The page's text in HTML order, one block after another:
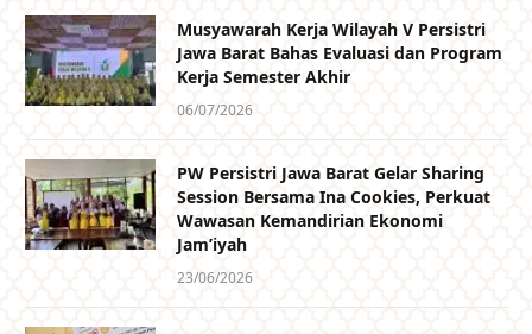
Musyawarah Kerja Wilayah V Persistri
Jawa Barat Bahas Evaluasi dan Program
Kerja Semester Akhir
06/07/2026
PW Persistri Jawa Barat Gelar Sharing
Session Bersama Ina Cookies, Perkuat
Wawasan Kemandirian Ekonomi
Jam’iyah
23/06/2026